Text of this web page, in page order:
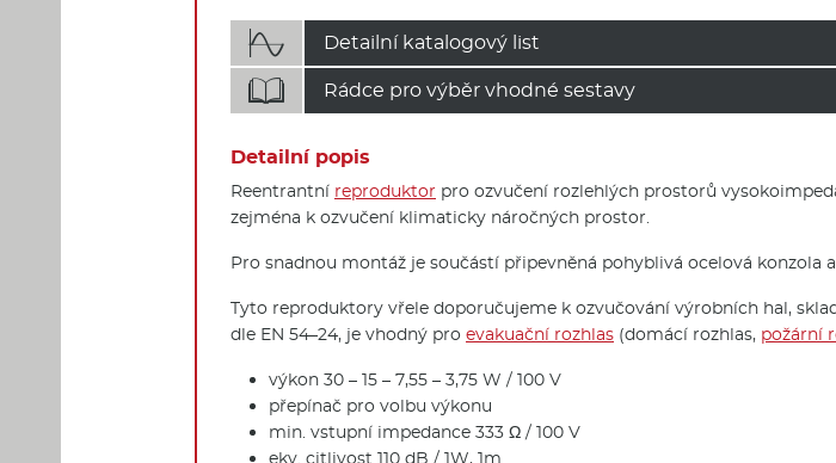
 Detailní katalogový list
 Rádce pro výběr vhodné sestavy
Detailní popis
Reentrantní reproduktor pro ozvučení rozlehlých prostorů
zejména k ozvučení klimaticky náročných prostor.
Pro snadnou montáž je součástí připevněná pohyblivá ocelová konzola
Tyto reproduktory vřele doporučujeme k ozvučování výrobních hal,
dle EN 54–24, je vhodný pro evakuační rozhlas (domácí rozhlas, požární
výkon 30 – 15 – 7,55 – 3,75 W / 100 V
přepínač pro volbu výkonu
min. vstupní impedance 333 Ω / 100 V
ekv. citlivost 110 dB / 1W, 1m